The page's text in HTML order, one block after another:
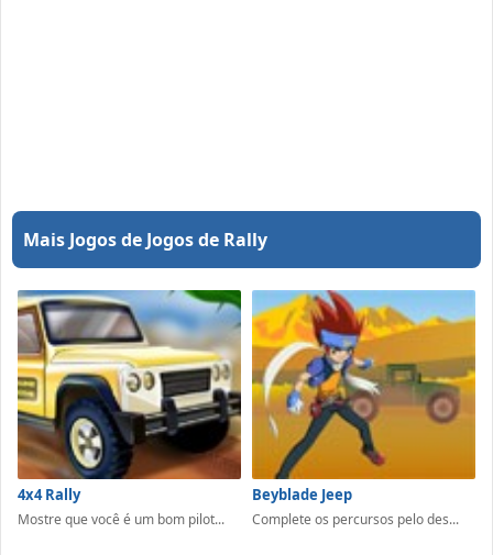
Mais Jogos de Jogos de Rally
4x4 Rally
Mostre que você é um bom pilot...
Beyblade Jeep
Complete os percursos pelo des...